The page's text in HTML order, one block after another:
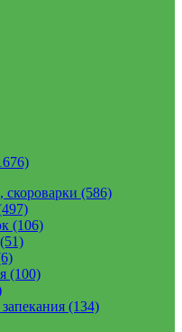
(586)
(106)
(100)
(134)